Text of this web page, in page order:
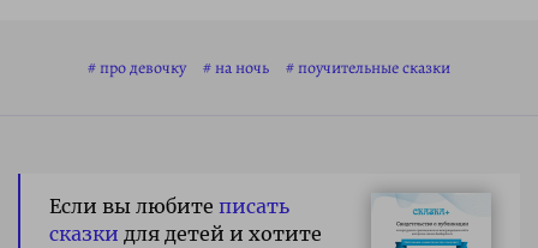
про девочку на ночь поучительные сказки
Если вы любите писать
сказки для детей и хотите